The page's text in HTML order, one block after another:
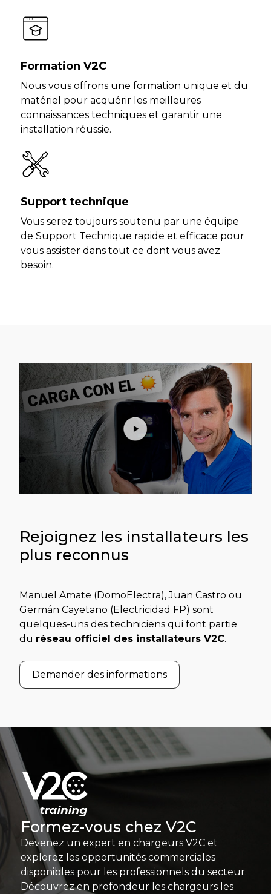
Formation V2C
Nous vous offrons une formation unique et du
matériel pour acquérir les meilleures
connaissances techniques et garantir une
installation réussie.
Support technique
Vous serez toujours soutenu par une équipe
de Support Technique rapide et efficace pour
vous assister dans tout ce dont vous avez
besoin.
Rejoignez les installateurs les
plus reconnus
Manuel Amate (DomoElectra), Juan Castro ou
Germán Cayetano (Electricidad FP) sont
quelques-uns des techniciens qui font partie
du réseau officiel des installateurs V2C.
Demander des informations
Formez-vous chez V2C
Devenez un expert en chargeurs V2C et
explorez les opportunités commerciales
disponibles pour les professionnels du secteur.
Découvrez en profondeur les chargeurs les